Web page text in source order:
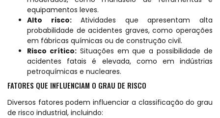
equipamentos leves.
Alto risco:Atividades que apresentam alta
probabilidade de acidentes graves, como operações
em fábricas químicas ou de construção civil.
Risco crítico:Situações em que a possibilidade de
acidentes fatais é elevada, como em indústrias
petroquímicas e nucleares.
FATORES QUE INFLUENCIAM O GRAU DE RISCO
Diversos fatores podem influenciar a classificação do grau
de risco industrial, incluindo: